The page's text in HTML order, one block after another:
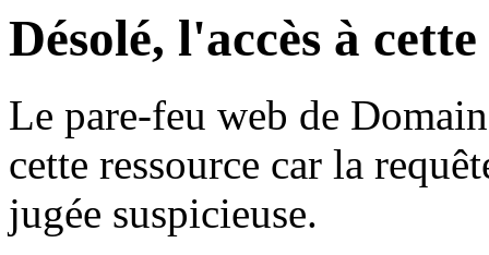
Désolé, l'accès à
Le pare-feu web de
cette ressource car la
jugée suspicieuse.